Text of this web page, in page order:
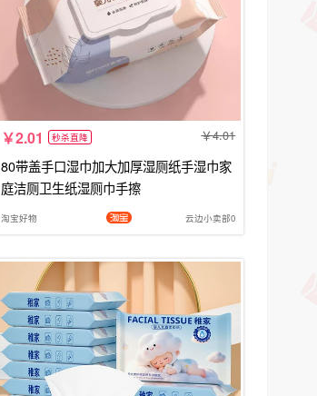
2.01 秒杀直降 4.01
80带盖手口湿巾加大加厚湿厕纸手湿巾家
庭洁厕卫生纸湿厕巾手擦
淘宝好物 云边小卖部0